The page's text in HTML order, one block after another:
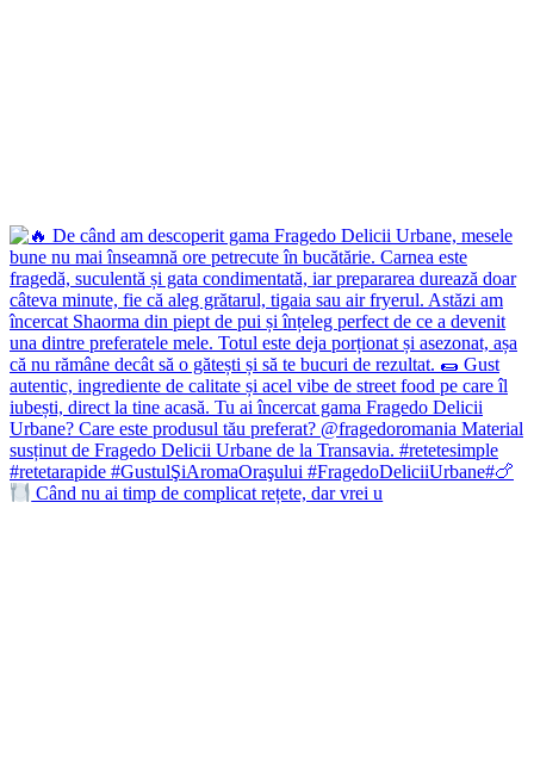
Când nu ai timp de complicat rețete, dar vrei u